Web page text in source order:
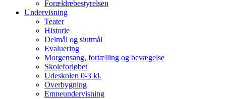
Forældrebestyrelsen
Undervisning
Teater
Historie
Delmål og slutmål
Evaluering
Morgensang, fortælling og bevægelse
Skoleforløbet
Udeskolen 0-3 kl.
Overbygning
Emneundervisning